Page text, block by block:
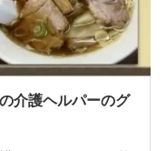
介護ヘルパーのグ